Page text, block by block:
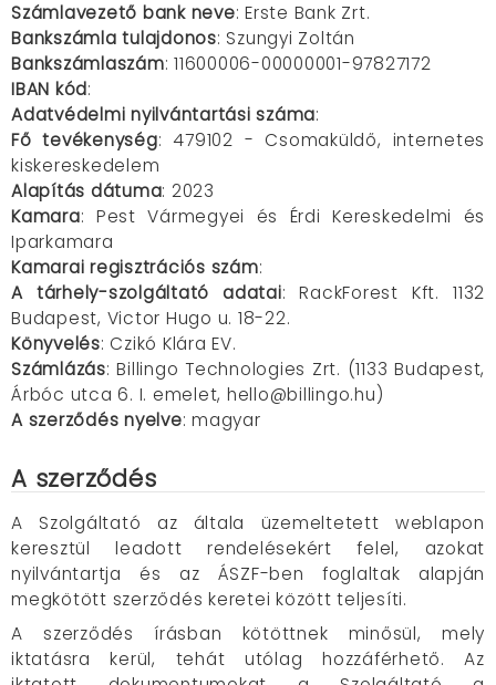
Számlavezető bank neve: Erste Bank Zrt.
Bankszámla tulajdonos: Szungyi Zoltán
Bankszámlaszám: 11600006-00000001-97827172
IBAN kód:
Adatvédelmi nyilvántartási száma:
Fő tevékenység: 479102 - Csomaküldő, internetes
kiskereskedelem
Alapítás dátuma: 2023
Kamara: Pest Vármegyei és Érdi Kereskedelmi és
Iparkamara
Kamarai regisztrációs szám:
A tárhely-szolgáltató adatai:RackForest Kft. 1132
Budapest, Victor Hugo u. 18-22.
Könyvelés: Czikó Klára EV.
Számlázás: Billingo Technologies Zrt. (1133 Budapest,
Árbóc utca 6. I. emelet, hello@billingo.hu)
A szerződés nyelve: magyar
A szerződés
A Szolgáltató az általa üzemeltetett weblapon
keresztül leadott rendelésekért felel, azokat
nyilvántartja és az ÁSZF-ben foglaltak alapján
megkötött szerződés keretei között teljesíti.
A szerződés írásban kötöttnek minősül, mely
iktatásra kerül, tehát utólag hozzáférhető. Az